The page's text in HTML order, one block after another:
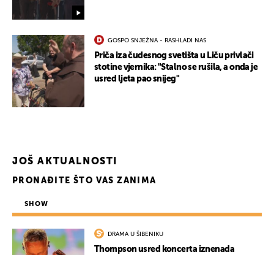
GOSPO SNJEŽNA - RASHLADI NAS
Priča iza čudesnog svetišta u Liču privlači
stotine vjernika: "Stalno se rušila, a onda je
usred ljeta pao snijeg"
JOŠ AKTUALNOSTI
PRONAĐITE ŠTO VAS ZANIMA
SHOW
DRAMA U ŠIBENIKU
Thompson usred koncerta iznenada